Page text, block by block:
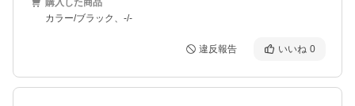
購入した商品
カラー/ブラック、-/-
違反報告 いいね 0